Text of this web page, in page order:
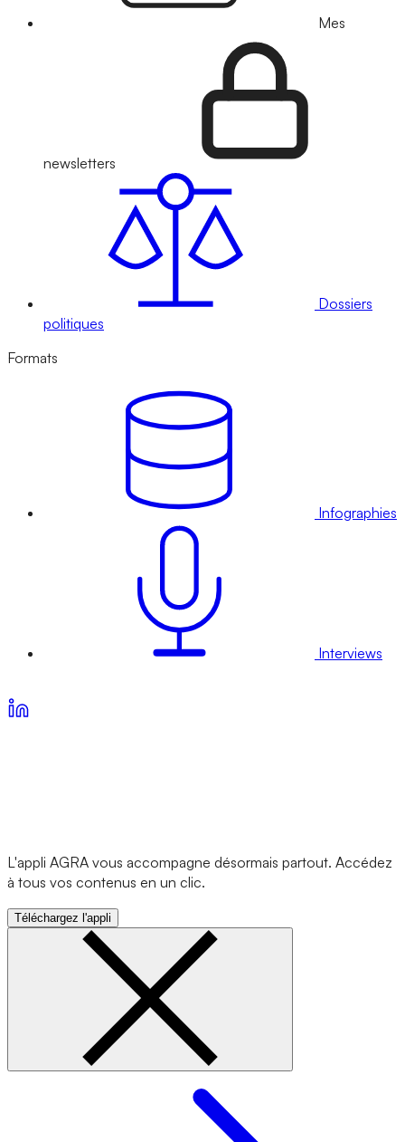
Mes
newsletters
Dossiers
politiques
Formats
Infographies
Interviews
L'appli AGRA vous accompagne désormais partout. Accédez
à tous vos contenus en un clic.
Téléchargez l'appli